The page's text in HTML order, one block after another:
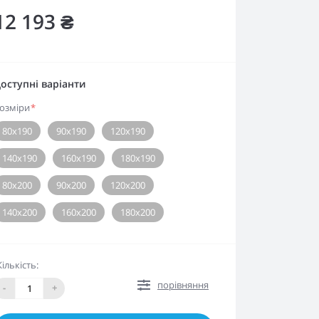
193 ₴
варіанти
*
80х190
90х190 120х190
140х190 160х190 180х190
80х200 90х200 120х200
140х200 160х200 180х200
-
+ порівняння